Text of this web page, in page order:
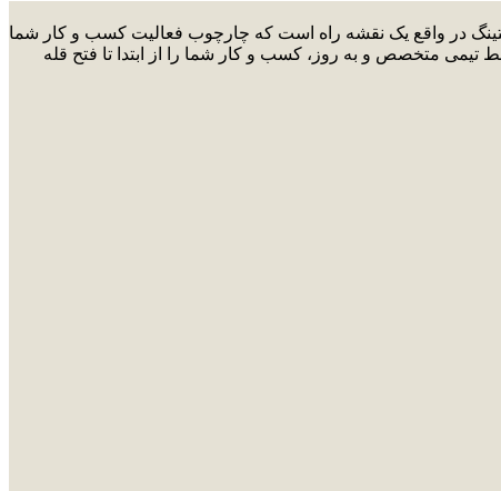
در واقع یک نقشه راه است که چارچوب فعالیت کسب و کار شما
تیمی متخصص و به روز، کسب و کار شما را از ابتدا تا فتح قله